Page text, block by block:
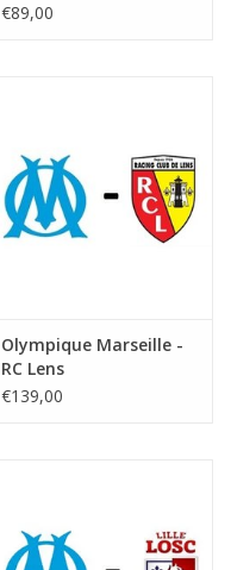
€89,00
Olympique Marseille -
RC Lens
€139,00